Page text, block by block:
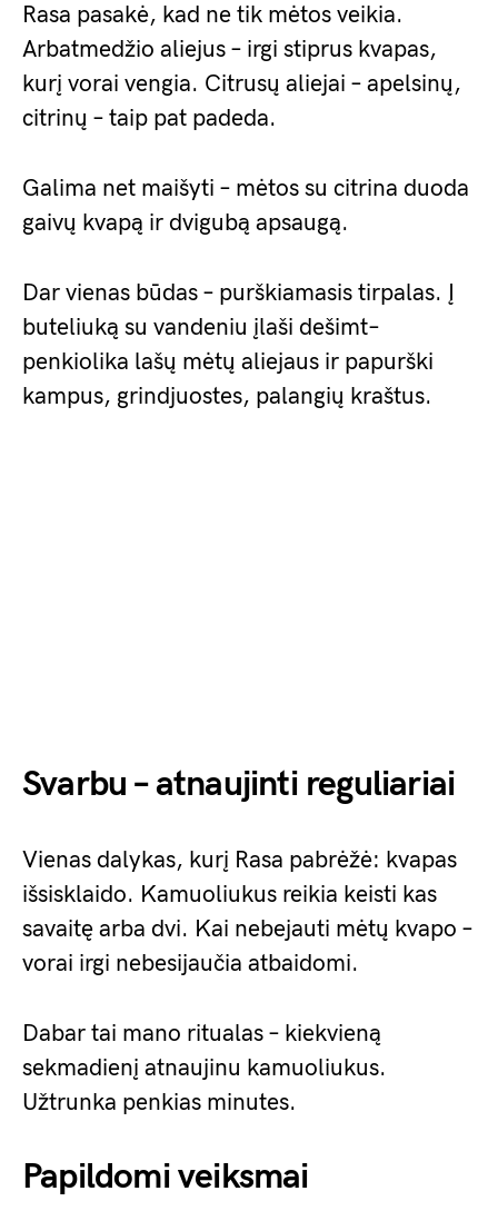
Rasa pasakė, kad ne tik mėtos veikia.
Arbatmedžio aliejus – irgi stiprus kvapas,
kurį vorai vengia. Citrusų aliejai – apelsinų,
citrinų – taip pat padeda.
Galima net maišyti – mėtos su citrina duoda
gaivų kvapą ir dvigubą apsaugą.
Dar vienas būdas – purškiamasis tirpalas. Į
buteliuką su vandeniu įlaši dešimt–
penkiolika lašų mėtų aliejaus ir papurški
kampus, grindjuostes, palangių kraštus.
Svarbu – atnaujinti reguliariai
Vienas dalykas, kurį Rasa pabrėžė: kvapas
išsisklaido. Kamuoliukus reikia keisti kas
savaitę arba dvi. Kai nebejauti mėtų kvapo –
vorai irgi nebesijaučia atbaidomi.
Dabar tai mano ritualas – kiekvieną
sekmadienį atnaujinu kamuoliukus.
Užtrunka penkias minutes.
Papildomi veiksmai